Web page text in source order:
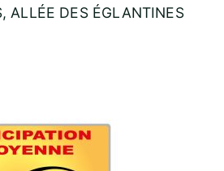
ALLÉE DES ÉGLANTINES